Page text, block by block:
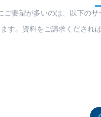
要望が多いのは、以下の
す。資料をご請求くだされ